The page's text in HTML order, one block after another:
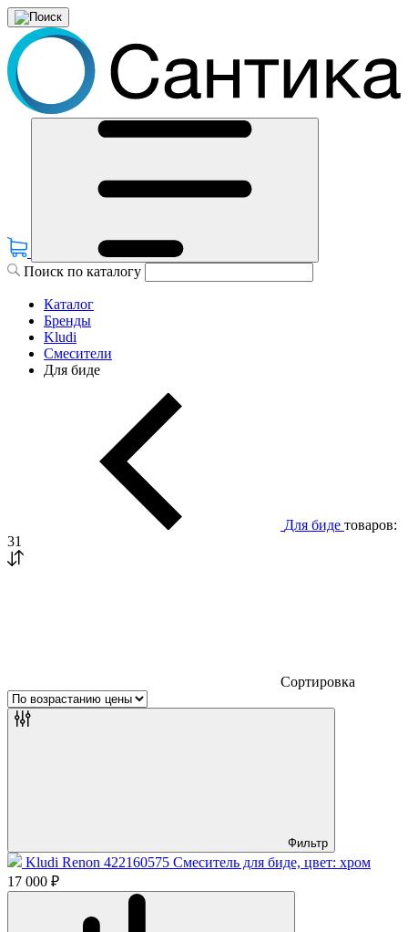
Поиск по каталогу
Каталог
Бренды
Kludi
Смесители
Для биде
Для биде товаров:
31
Сортировка
Фильтр
Kludi Renon 422160575 Смеситель для биде, цвет: хром
17 000 ₽